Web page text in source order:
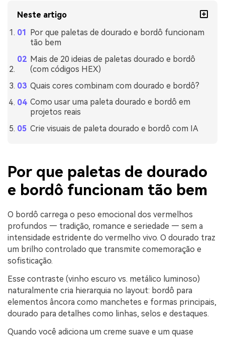
Neste artigo
Por que paletas de dourado e bordô funcionam
tão bem
Mais de 20 ideias de paletas dourado e bordô
(com códigos HEX)
Quais cores combinam com dourado e bordô?
Como usar uma paleta dourado e bordô em
projetos reais
Crie visuais de paleta dourado e bordô com IA
Por que paletas de dourado
e bordô funcionam tão bem
O bordô carrega o peso emocional dos vermelhos
profundos — tradição, romance e seriedade — sem a
intensidade estridente do vermelho vivo. O dourado traz
um brilho controlado que transmite comemoração e
sofisticação.
Esse contraste (vinho escuro vs. metálico luminoso)
naturalmente cria hierarquia no layout: bordô para
elementos âncora como manchetes e formas principais,
dourado para detalhes como linhas, selos e destaques.
Quando você adiciona um creme suave e um quase